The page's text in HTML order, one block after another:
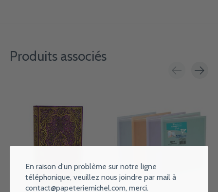
Produits associés
En raison d'un problème sur notre ligne
téléphonique, veuillez nous joindre par mail à
contact@papeteriemichel.com, merci.